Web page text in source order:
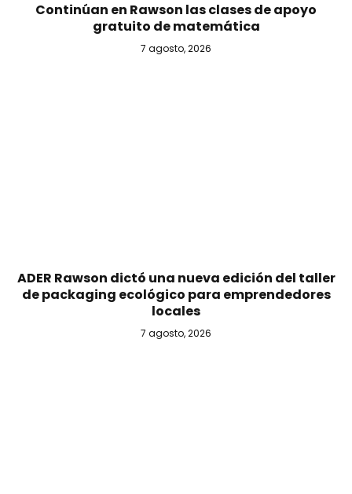
Continúan en Rawson las clases de apoyo
gratuito de matemática
7 agosto, 2026
ADER Rawson dictó una nueva edición del taller
de packaging ecológico para emprendedores
locales
7 agosto, 2026